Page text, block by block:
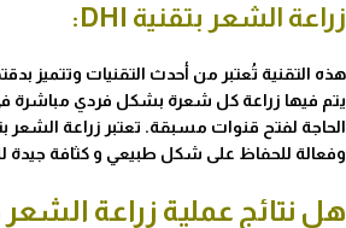
زراعة الشعر بتقنية DHI:
هذه التقنية تُعتبر من أحدث التقنيات وتتميز
يتم فيها زراعة كل شعرة بشكل فردي مباشرة
وفعالة للحفاظ على شكل طبيعي و كثافة جيدة
هل نتائج عملية زراعة الشعر